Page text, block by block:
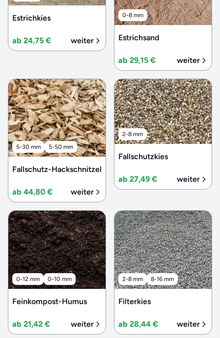
Estrichkies
ab 24,75 € weiter
0-8 mm
Estrichsand
ab 29,15 € weiter
5-30 mm 5-50 mm
Fallschutz-Hackschnitzel
ab 44,80 € weiter
2-8 mm
Fallschutzkies
ab 27,49 € weiter
0-12 mm 0-10 mm
Feinkompost-Humus
ab 21,42 € weiter
2-8 mm 8-16 mm
Filterkies
ab 28,44 € weiter